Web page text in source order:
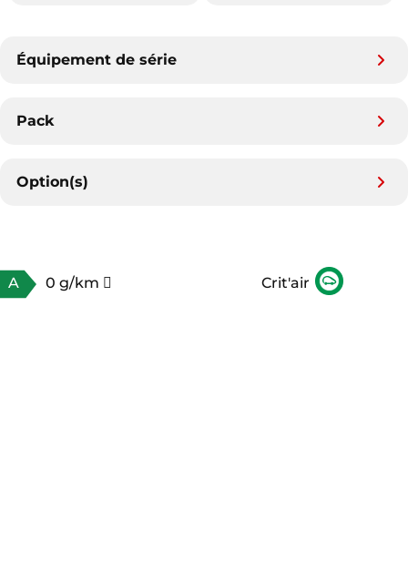
Équipement de série
Pack
Option(s)
A 0 g/km Crit'air